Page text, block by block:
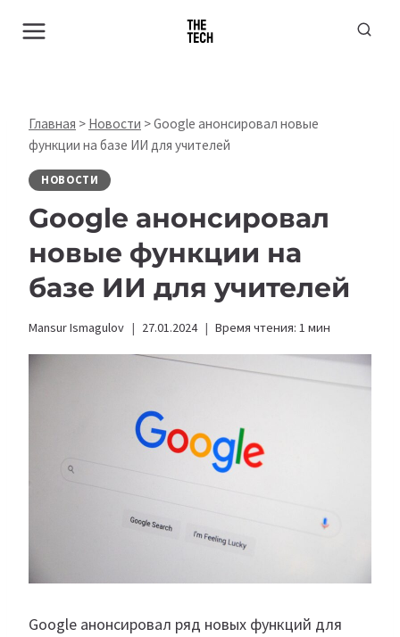
Главная > Новости >Google анонсировал новые
функции на базе ИИ для учителей
НОВОСТИ
Google анонсировал
новые функции на
базе ИИ для учителей
Mansur Ismagulov 27.01.2024 Время чтения: 1 мин
Google анонсировал ряд новых функций для